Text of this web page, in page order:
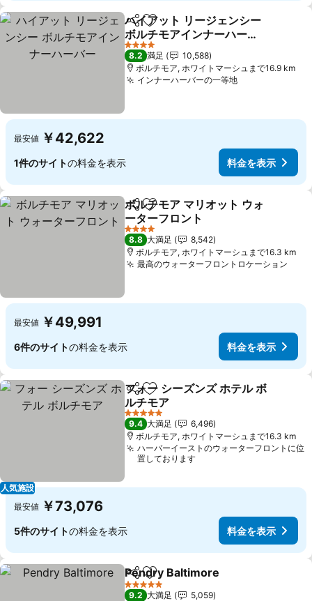
シェアお気に入りに追加
ハイアット リージェンシー
ボルチモアインナーハーバ
ー
料金を表示
4 ホテルのランク
8.2 満足
10,588
ボルチモア, ホワイトマーシュまで16.9 km
インナーハーバーの一等地料金を表示
最安値 ￥42,622
1件のサイトの料金を表示 料金を表示
シェアお気に入りに追加
ボルチモア マリオット ウォ
ーターフロント
料金を表示
4 ホテルのランク
8.8 大満足
8,542
ボルチモア, ホワイトマーシュまで16.3 km
最高のウォーターフロントロケーション
最安値 ￥49,991
6件のサイトの料金を表示 料金を表示
人気施設
シェアお気に入りに追加
フォー シーズンズ ホテル ボ
ルチモア
料金を表示
5 ホテルのランク
9.4 大満足
6,496
ボルチモア, ホワイトマーシュまで16.3 km
ハーバーイーストのウォーターフロントに位
置しております
最安値 ￥73,076
5件のサイトの料金を表示 料金を表示
シェアお気に入りに追加
Pendry Baltimore
5 ホテルのランク
9.2 大満足
5,059